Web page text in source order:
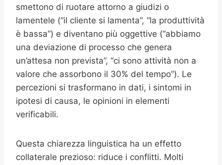
smettono di ruotare attorno a giudizi o
lamentele (“il cliente si lamenta”, “la produttività
è bassa”) e diventano più oggettive (“abbiamo
una deviazione di processo che genera
un’attesa non prevista”, “ci sono attività non a
valore che assorbono il 30% del tempo”). Le
percezioni si trasformano in dati, i sintomi in
ipotesi di causa, le opinioni in elementi
verificabili.
Questa chiarezza linguistica ha un effetto
collaterale prezioso: riduce i conflitti. Molti